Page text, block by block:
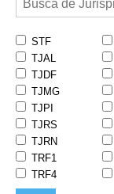
STF
TJAL
TJDF
TJMG
TJPI
TJRS
TJRN
TRF1
TRF4